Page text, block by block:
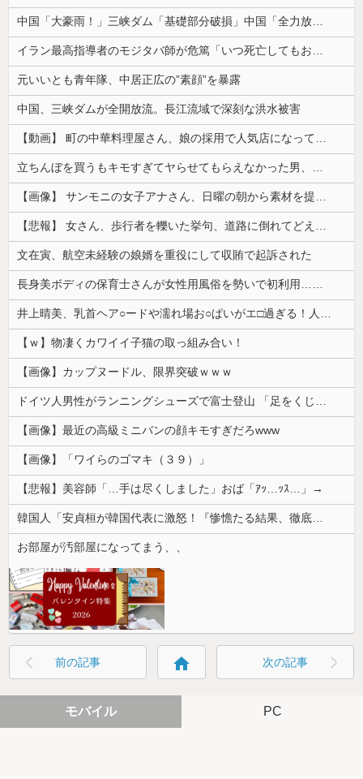
中国「大豪雨！」三峡ダム「基礎部分破損」中国「全力放流！」台風13号「中国上陸予測」台風15号「中国接近（画像」中国「台風同時上陸！（穀物生産が...
イラン最高指導者のモジタバ師が危篤「いつ死亡してもおかしくない」…イラン大統領「意思疎通はかなり難しい」！
元いいとも青年隊、中居正広の”素顔”を暴露
中国、三峡ダムが全開放流。長江流域で深刻な洪水被害
【動画】 町の中華料理屋さん、娘の採用で人気店になってしまう
立ちんぼを買うもキモすぎてヤらせてもらえなかった男、代わりの足コキでまさかの大量身寸米青ｗｗｗ
【画像】 サンモニの女子アナさん、日曜の朝から素材を提供してしまう
【悲報】 女さん、歩行者を轢いた挙句、道路に倒れてどえらいことになってしまうw w w w w w w
文在寅、航空未経験の娘婿を重役にして収賄で起訴された
長身美ボディの保育士さんが女性用風俗を勢いで初利用…子供に絶対見せられないメスの顔でイキまくり。
井上晴美、乳首ヘア○ードや濡れ場お○ぱいがエ□過ぎる！人生最後のラスト写真集、最高！！
【ｗ】物凄くカワイイ子猫の取っ組み合い！
【画像】カップヌードル、限界突破ｗｗｗ
ドイツ人男性がランニングシューズで富士登山 「足をくじいて動けない」
【画像】最近の高級ミニバンの顔キモすぎだろwww
【画像】「ワイらのゴマキ（３９）」
【悲報】美容師「…手は尽くしました」おば「ｱｯ…ｯｽ…」→
韓国人「安貞桓が韓国代表に激怒！『惨憺たる結果、徹底的な刷新が必要だ』と監督や協会を痛烈批判」
お部屋が汚部屋になってまう、、
前の記事 home 次の記事
モバイル PC